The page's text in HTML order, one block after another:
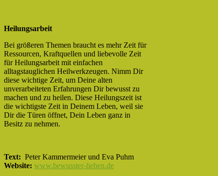
Heilungsarbeit
Bei größeren Themen braucht es mehr Zeit für
Ressourcen, Kraftquellen und liebevolle Zeit
für Heilungsarbeit mit einfachen
alltagstauglichen Heilwerkzeugen. Nimm Dir
diese wichtige Zeit, um Deine alten
unverarbeiteten Erfahrungen Dir bewusst zu
machen und zu heilen. Diese Heilungszeit ist
die wichtigste Zeit in Deinem Leben, weil sie
Dir die Türen öffnet, Dein Leben ganz in
Besitz zu nehmen.
Text: Peter Kammermeier und Eva Puhm
Website: www.bewusster-lieben.de